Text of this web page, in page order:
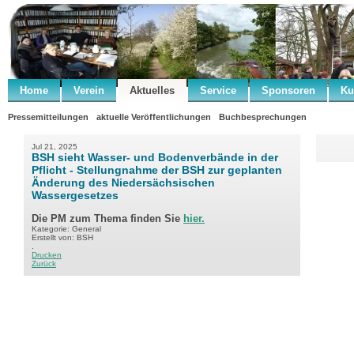
Home Verein Aktuelles Service Sponsoren
Pressemitteilungen aktuelle Veröffentlichungen Buchbesprechungen
Jul 21, 2025
BSH sieht Wasser- und Bodenverbände in der
Pflicht - Stellungnahme der BSH zur geplanten
Änderung des Niedersächsischen
Wassergesetzes
Die PM zum Thema finden Sie hier.
Kategorie: General
Erstellt von: BSH
Drucken
Zurück